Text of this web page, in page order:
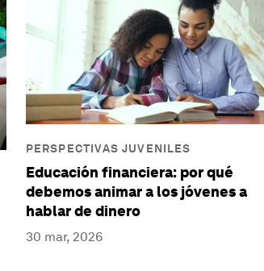
PERSPECTIVAS JUVENILES
Educación financiera: por qué
debemos animar a los jóvenes a
hablar de dinero
30 mar, 2026